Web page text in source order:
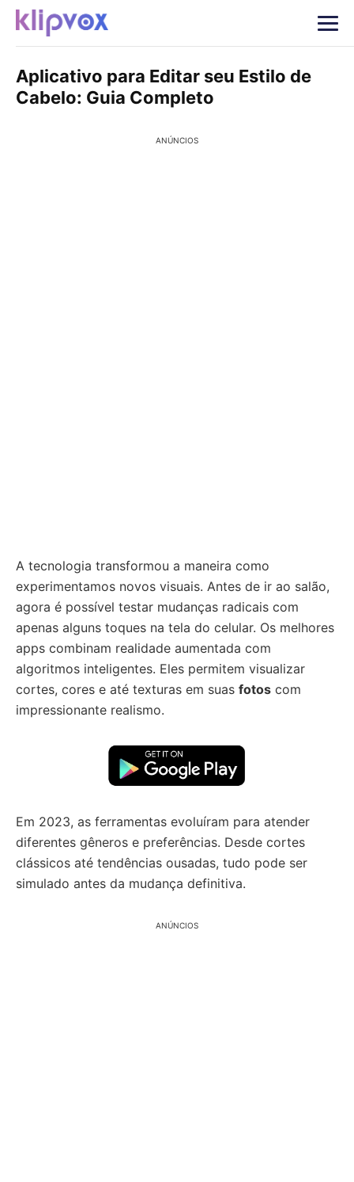
Aplicativo para Editar seu Estilo de
Cabelo: Guia Completo
ANÚNCIOS
A tecnologia transformou a maneira como
experimentamos novos visuais. Antes de ir ao salão,
agora é possível testar mudanças radicais com
apenas alguns toques na tela do celular. Os melhores
apps combinam realidade aumentada com
algoritmos inteligentes. Eles permitem visualizar
cortes, cores e até texturas em suas fotos com
impressionante realismo.
Em 2023, as ferramentas evoluíram para atender
diferentes gêneros e preferências. Desde cortes
clássicos até tendências ousadas, tudo pode ser
simulado antes da mudança definitiva.
ANÚNCIOS